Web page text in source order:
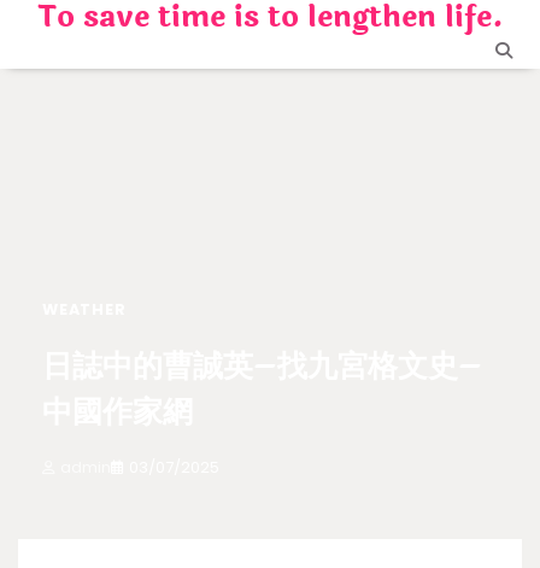
content
To save time is to lengthen life.